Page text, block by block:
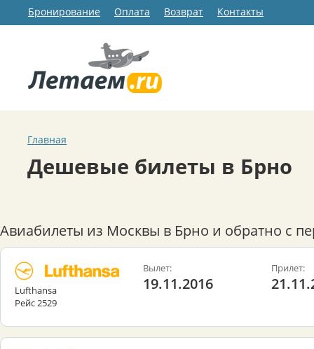
Бронирование Оплата Возврат Контакты
Главная
Дешевые билеты в Брно
Авиабилеты из Москвы в Брно и обратно с
Lufthansa
Рейс 2529
Вылет:
19.11.2016
Прилет: